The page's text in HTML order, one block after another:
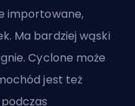
importowane,
Ma bardziej wąski
Cyclone może
jest też